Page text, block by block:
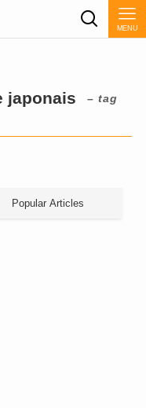
MENU
japonais
– tag
Popular Articles